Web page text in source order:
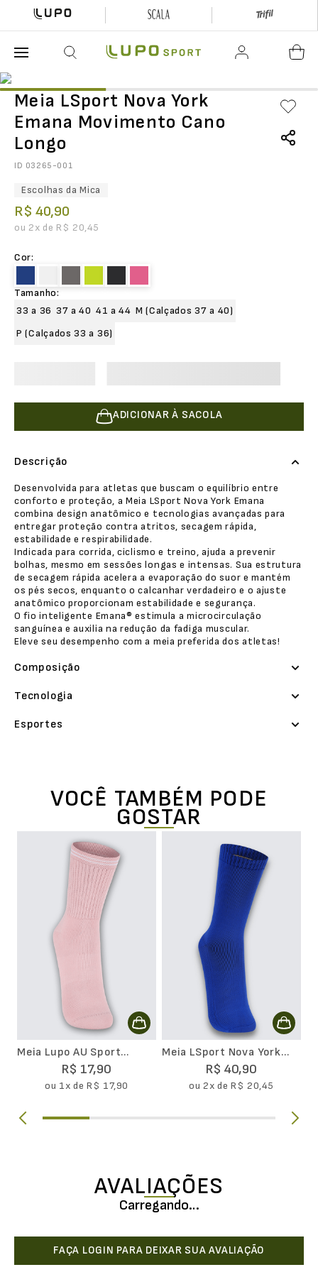
Meia LSport Nova York
Emana Movimento Cano
Longo
ID 03265-001
Escolhas da Mica
R$ 40,90
ou 2x de R$ 20,45
Cor:
Tamanho:
33 a 36 37 a 40 41 a 44 M (Calçados 37 a 40)
P (Calçados 33 a 36)
ADICIONAR À SACOLA
Descrição
Desenvolvida para atletas que buscam o equilíbrio entre
conforto e proteção, a Meia LSport Nova York Emana
combina design anatômico e tecnologias avançadas para
entregar proteção contra atritos, secagem rápida,
estabilidade e respirabilidade.
Indicada para corrida, ciclismo e treino, ajuda a prevenir
bolhas, mesmo em sessões longas e intensas. Sua estrutura
de secagem rápida acelera a evaporação do suor e mantém
os pés secos, enquanto o calcanhar verdadeiro e o ajuste
anatômico proporcionam estabilidade e segurança.
O fio inteligente Emana® estimula a microcirculação
sanguínea e auxilia na redução da fadiga muscular.
Eleve seu desempenho com a meia preferida dos atletas!
Composição
Tecnologia
Esportes
VOCÊ TAMBÉM PODE
GOSTAR
Meia Lupo AU Sport
R$ 17,90
ou 1x deR$ 17,90
Meia LSport Nova York
Emana Movimento Cano
R$ 40,90
ou2x deR$ 20,45
AVALIAÇÕES
Carregando…